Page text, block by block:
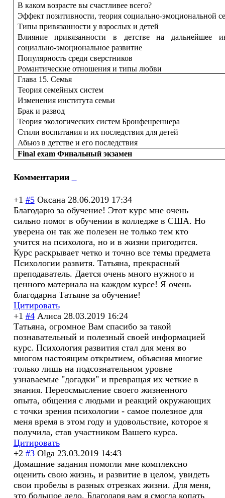
В каком возрасте вы счастливее всего?
Эффект позитивности, теория социально-эмоциональной
Типы привязанности у взрослых и детей
Влияние привязанности в детстве на дальнейшее
социально-эмоциональное развитие
Популярность среди сверстников
Романтические отношения и типы любви
Глава 15. Семья
Теория семейных систем
Изменения института семьи
Брак и развод
Теория экологических систем Бронфенреннера
Стили воспитания и их последствия для детей
Абьюз в детстве и его последствия
Final exam Финальный экзамен
Комментарии
+1 #5 Оксана 28.06.2019 17:34
Благодарю за обучение! Этот курс мне очень
сильно помог в обучении в колледже в США. Но
уверена он так же полезен не только тем кто
учится на психолога, но и в жизни пригодится.
Курс раскрывает четко и точно все темы предмета
Психологии развитя. Татьяна, прекрасный
преподаватель. Дается очень много нужного и
ценного материала на каждом курсе! Я очень
благодарна Татьяне за обучение!
Цитировать
+1 #4 Алиса 28.03.2019 16:24
Татьяна, огромное Вам спасибо за такой
познавательный и полезный своей информацией
курс. Психология развития стал для меня во
многом настоящим открытием, объясняя многие
только лишь на подсознательном уровне
узнаваемые "догадки" и превращая их четкие в
знания. Переосмысление своего жизненного
опыта, общения с людьми и реакций окружающих
с точки зрения психологии - самое полезное для
меня время в этом году и удовольствие, которое я
получила, став участником Вашего курса.
Цитировать
+2 #3 Olga 23.03.2019 14:43
Домашние задания помогли мне комплексно
оценить свою жизнь, и развитие в целом, увидеть
свои пробелы в​ разных отрезках жизни. Для меня,
это большое дело. Благодаря вам я смогла копать